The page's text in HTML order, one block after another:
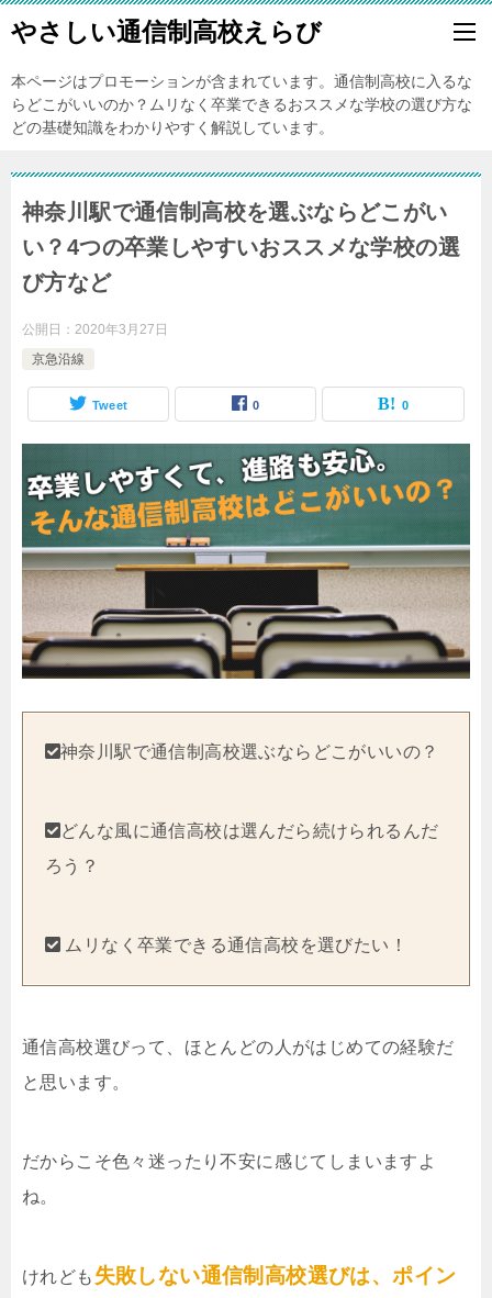
やさしい通信制高校えらび
本ページはプロモーションが含まれています。通信制高校に入るな
らどこがいいのか？ムリなく卒業できるおススメな学校の選び方な
どの基礎知識をわかりやすく解説しています。
神奈川駅で通信制高校を選ぶならどこがい
い？4つの卒業しやすいおススメな学校の選
び方など
公開日： 2020年3月27日
京急沿線
Tweet 0 0
神奈川駅で通信制高校選ぶならどこがいいの？
どんな風に通信高校は選んだら続けられるんだ
ろう？
ムリなく卒業できる通信高校を選びたい！
通信高校選びって、ほとんどの人がはじめての経験だ
と思います。
だからこそ色々迷ったり不安に感じてしまいますよ
ね。
けれども 失敗しない通信制高校選びは、ポイン